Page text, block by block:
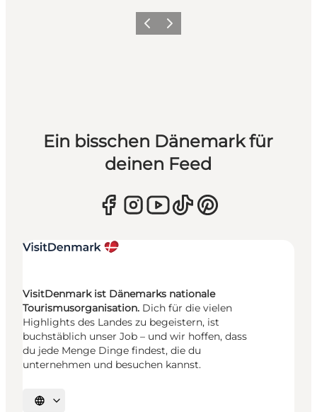
ZurückWeiter
Ein bisschen Dänemark für
deinen Feed
VisitDenmark ist Dänemarks nationale
Tourismusorganisation. Dich für die vielen
Highlights des Landes zu begeistern, ist
buchstäblich unser Job – und wir hoffen, dass
du jede Menge Dinge findest, die du
unternehmen und besuchen kannst.
Sprache auswählen